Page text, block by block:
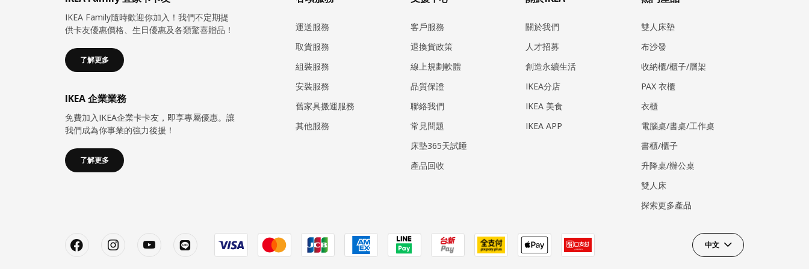
IKEA Family隨時歡迎你加入！我們不定期提
供卡友優惠價格、生日優惠及各類驚喜贈品！
了解更多
IKEA 企業業務
免費加入IKEA企業卡卡友，即享專屬優惠。讓
我們成為你事業的強力後援！
了解更多
運送服務
取貨服務
組裝服務
安裝服務
​舊家具搬運服務
其他服務
客戶服務
退換貨政策
線上規劃軟體
品質保證
聯絡我們
常見問題
床墊365天試睡
產品回收
關於我們
人才招募
創造永續生活
IKEA分店
IKEA 美食
IKEA APP
雙人床墊
布沙發
收納櫃/櫃子/層架
PAX 衣櫃
衣櫃
電腦桌/書桌/工作桌
書櫃/櫃子
升降桌/辦公桌
雙人床
探索更多產品
中文